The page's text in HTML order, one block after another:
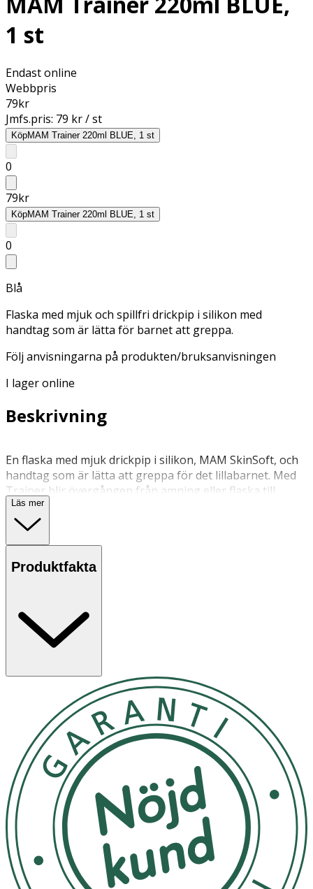
1 st
Endast online
Webbpris
79kr
Jmfs.pris: 79 kr / st
KöpMAM Trainer 220ml BLUE, 1 st
0
79kr
KöpMAM Trainer 220ml BLUE, 1 st
0
Blå
Flaska med mjuk och spillfri drickpip i silikon med
handtag som är lätta för barnet att greppa.
Följ anvisningarna på produkten/bruksanvisningen
I lager online
Beskrivning
En flaska med mjuk drickpip i silikon, MAM SkinSoft, och
handtag som är lätta att greppa för det lillabarnet. Med
Trainer blir övergången från amning eller flaska till
mugg enkel tackvare den spillfria och extra mjuka
drickpipen. Handtaget är särskilt utformat för små
För att säkerställa flaskans hygien ska samtliga delar tas
Lämna inte flaskans delar i direkt solljus eller hetta.
Ja
Ingredienser:
Flaska/lock/handtag: Polypropen (PP) Drickpip: Silikon
Läs mer
Produktfakta